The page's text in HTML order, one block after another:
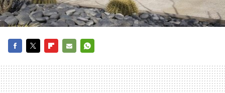
MAIL